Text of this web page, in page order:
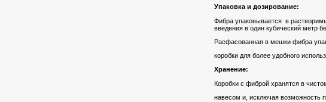
Упаковка и дозирование:
Фибра упаковывается в
введения в один кубический метр
Расфасованная в мешки фибра
коробки для более удобного
Хранение:
Коробки с фиброй хранятся в
навесом и, исключая возможность